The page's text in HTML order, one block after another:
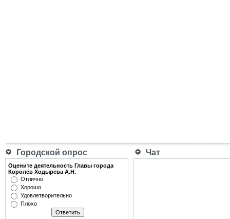
Городской опрос Чат
Оцените деятельность Главы города
Королёв Ходырева А.Н.
Отлично
Хорошо
Удовлетворительно
Плохо